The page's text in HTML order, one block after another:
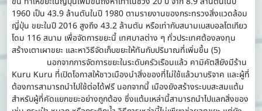
1960 เป็น 43.9 ล้านตันในปี 1980 ตามรายงานของกระทรวงสิ่งแวดล้อม
ญี่ปุ่น ขยะในปี 2016 สูงถึง 43.2 ล้านตัน หรือเท่ากับสนามเบสบอลโตเกียว
โดม 116 สนาม เพื่อจัดการขยะนี้ เทศบาลต่าง ๆ ทั่วประเทศต้องลงทุน
สร้างเตาเผาขยะ และหาวิธีจัดเก็บขยะให้ทันกับปริมาณที่เพิ่มขึ้น (5)
นอกจากการจัดการขยะในระดับครัวเรือนแล้ว คามิคัตสึยังมีร้าน
Kuru Kuru ที่เปิดโอกาสให้ชาวเมืองนำสิ่งของที่ไม่ใช้แล้วมาบริจาค และผู้ที่
ต้องการสามารถนำไปใช้ต่อได้ฟรี นอกจากนี้ เมืองยังสร้างระบบสะสมแต้ม
สำหรับผู้ที่คัดแยกขยะอย่างถูกต้อง ซึ่งแต้มเหล่านี้สามารถนำไปแลกสิ่งของ